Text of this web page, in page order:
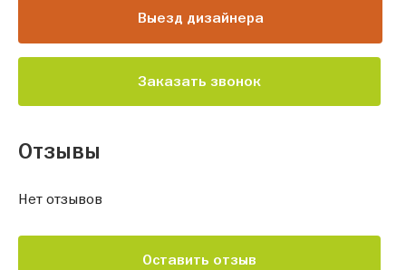
Выезд дизайнера
Заказать звонок
Отзывы
Нет отзывов
Оставить отзыв